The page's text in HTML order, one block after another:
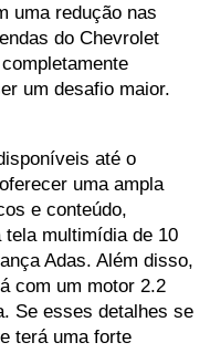
uma redução nas
do Chevrolet
um desafio maior.
até o
uma ampla
e conteúdo,
tela multimídia de 10
Adas. Além disso,
com um motor 2.2
Se esses detalhes se
terá uma forte